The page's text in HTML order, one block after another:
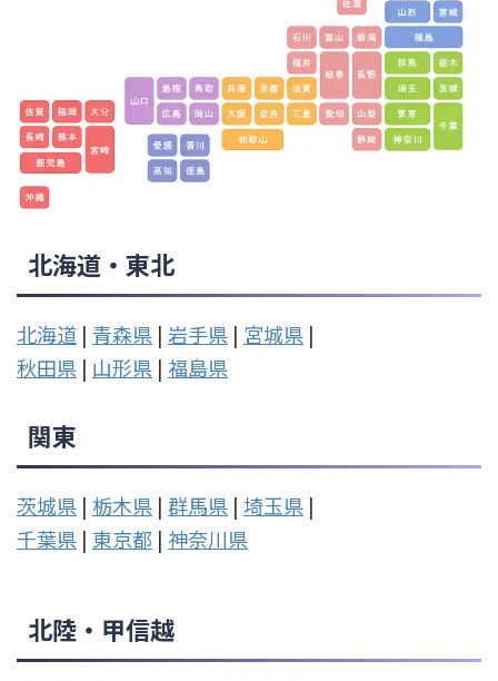
北海道・東北
北海道 | 青森県 | 岩手県 | 宮城県 |
秋田県 | 山形県 | 福島県
関東
茨城県 | 栃木県 | 群馬県 | 埼玉県 |
千葉県 | 東京都 | 神奈川県
北陸・甲信越